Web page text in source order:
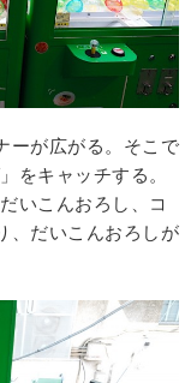
ーが広がる。そこで
をキャッチする。
いこんおろし、コ
、だいこんおろしが